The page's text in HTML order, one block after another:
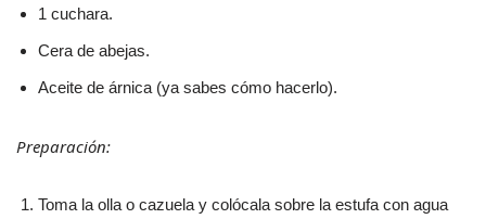
1 cuchara.
Cera de abejas.
Aceite de árnica (ya sabes cómo hacerlo).
Preparación:
Toma la olla o cazuela y colócala sobre la estufa con agua